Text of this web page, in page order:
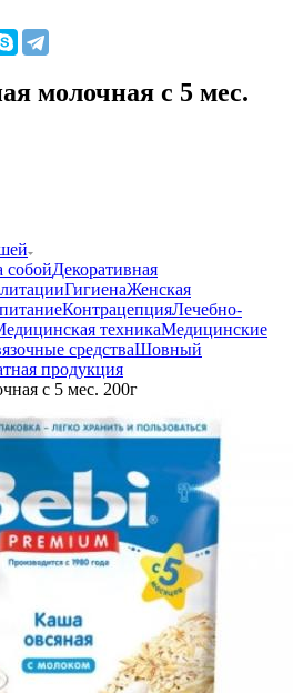
молочная с 5 мес.
собойДекоративная
ГигиенаЖенская
КонтрацепцияЛечебно-
техникаМедицинские
средстваШовный
продукция
с 5 мес. 200г